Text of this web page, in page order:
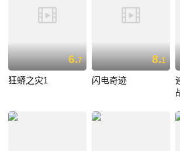
6.7
狂蟒之灾1
8.1
闪电奇迹